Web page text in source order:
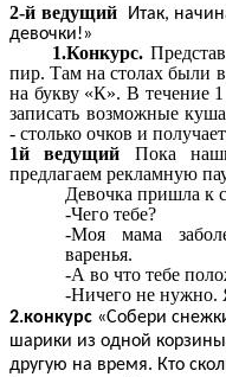
2-й ведущий
Итак,
девочки!»
1.Конкурс.
пир. Там на столах были
на букву «К». В течение
записать возможные
- столько очков и
1й ведущий Пока
предлагаем рекламную
Девочка пришла к
-Чего тебе?
-Моя мама
варенья.
-А во что тебе
-Ничего не нужно.
2.конкурс «Собери
шарики из одной
другую на время. Кто